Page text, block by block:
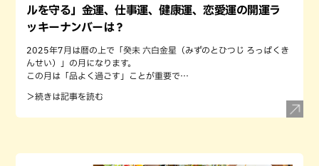
ルを守る」金運、仕事運、健康運、恋愛運の開運ラ
ッキーナンバーは？
2025年7月は暦の上で「癸未 六白金星（みずのとひつじ ろっぱくき
んせい）」の月になります。
この月は「品よく過ごす」ことが重要で…
＞続きは記事を読む